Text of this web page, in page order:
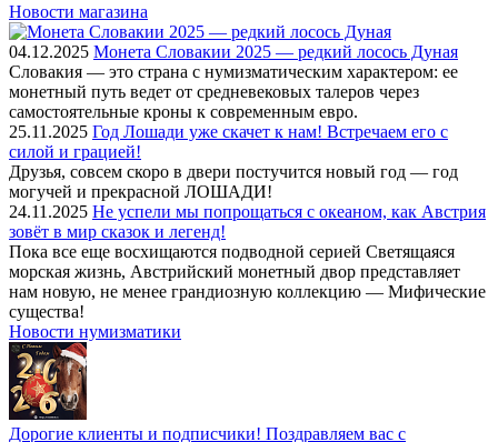
Новости магазина
04.12.2025 Монета Словакии 2025 — редкий лосось Дуная
Словакия — это страна с нумизматическим характером: ее
монетный путь ведет от средневековых талеров через
самостоятельные кроны к современным евро.
25.11.2025 Год Лошади уже скачет к нам! Встречаем его с
силой и грацией!
Друзья, совсем скоро в двери постучится новый год — год
могучей и прекрасной ЛОШАДИ!
24.11.2025 Не успели мы попрощаться с океаном, как Австрия
зовёт в мир сказок и легенд!
Пока все еще восхищаются подводной серией Светящаяся
морская жизнь, Австрийский монетный двор представляет
нам новую, не менее грандиозную коллекцию — Мифические
существа!
Новости нумизматики
Дорогие клиенты и подписчики! Поздравляем вас с